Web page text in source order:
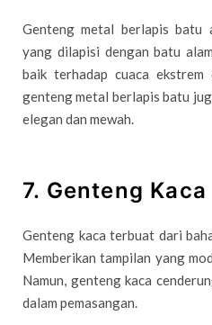
Genteng metal berlapis batu
yang dilapisi dengan batu
baik terhadap cuaca
genteng metal berlapis batu
elegan dan mewah.
7. Genteng Kaca
Genteng kaca terbuat dari
Memberikan tampilan yang
Namun, genteng kaca
dalam pemasangan.